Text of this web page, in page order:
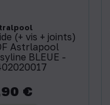
(+ vis + joints)
Astrlapool
BLEUE -
€